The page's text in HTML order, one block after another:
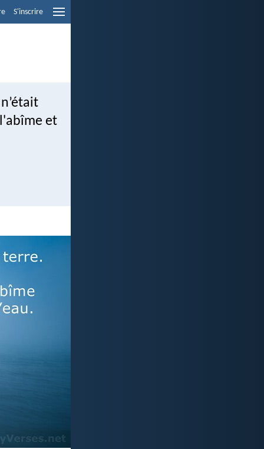
S'inscrire
et